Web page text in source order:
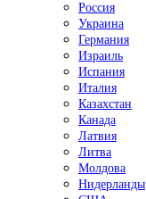
Россия
Украина
Германия
Израиль
Испания
Италия
Казахстан
Канада
Латвия
Литва
Молдова
Нидерланды